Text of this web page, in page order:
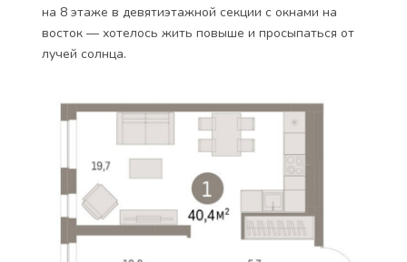
на 8 этаже в девятиэтажной секции с окнами на
восток — хотелось жить повыше и просыпаться от
лучей солнца.